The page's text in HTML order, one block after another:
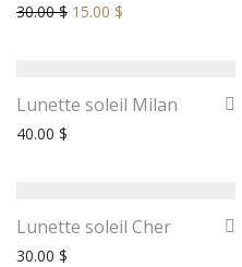
30.00$ 15.00 $
Lunette soleil Milan
40.00 $
Lunette soleil Cher
30.00 $